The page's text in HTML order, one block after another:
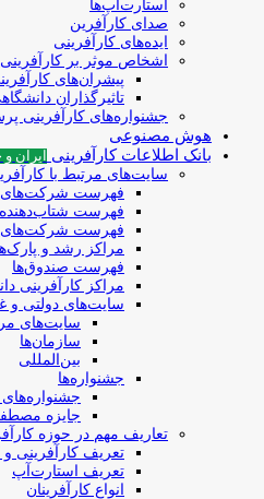
استارت‌آپ‌ها
صدای کارآفرین
ایده‌های کارآفرینی
اشخاص موثر بر کارآفرینی
پیشران‌های
تاثیرگذاران
جشنواره‌های کارآفرینی‌
هوش مصنوعی
بانک اطلاعات کارآفرینی
ایران
سایت‌های مرتبط با
فهرست شرکت‌های‌‌
فهرست
فهرست شرکت‌های
مراکز رشد و
فهرست صندوق‌ها
مراکز کارآفرینی
سایت‌های دولتی و
سایت‌های
سازمان‌ها
بین‌المللی
جشنواره‌ها
جایزه
تعاریف مهم در حوزه
تعریف کارآفرینی و
تعریف استارت‌آپ
انواع کارآفرینان